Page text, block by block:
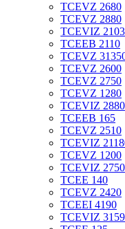
TCEVZ 2680
TCEVZ 2880
TCEVIZ
TCEEB 2110
TCEVZ
TCEVZ 2600
TCEVZ 2750
TCEVZ 1280
TCEVIZ 2880
TCEEB 165
TCEVZ 2510
TCEVIZ
TCEVZ 1200
TCEVIZ 2750
TCEE 140
TCEVZ 2420
TCEEI 4190
TCEVIZ